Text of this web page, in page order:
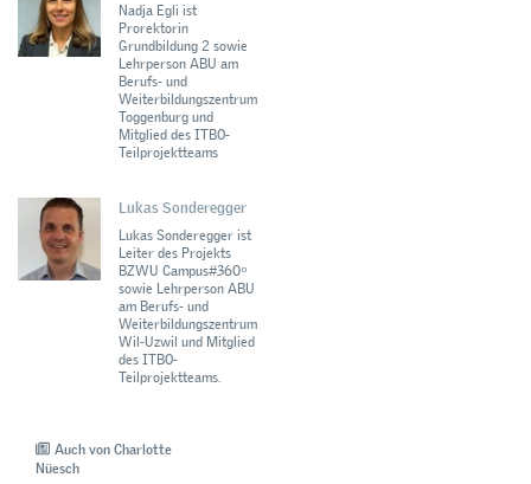
Nadja Egli ist
Prorektorin
Grundbildung 2 sowie
Lehrperson ABU am
Berufs- und
Weiterbildungszentrum
Toggenburg und
Mitglied des ITBO-
Teilprojektteams
Lukas Sonderegger
Lukas Sonderegger ist
Leiter des Projekts
BZWU Campus#360 ͦ
sowie Lehrperson ABU
am Berufs- und
Weiterbildungszentrum
Wil-Uzwil und Mitglied
des ITBO-
Teilprojektteams.
Auch von Charlotte
Nüesch